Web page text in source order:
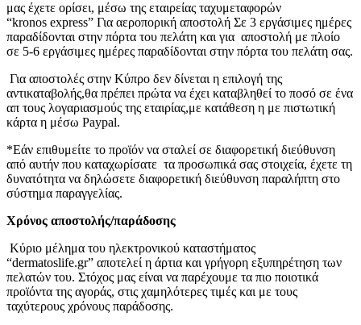
μας έχετε ορίσει, μέσω της εταιρείας ταχυμεταφορών
“kronos express” Για αεροπορική αποστολή Σε 3 εργάσιμες ημέρες
παραδίδονται στην πόρτα του πελάτη και για αποστολή με πλοίο
σε 5-6 εργάσιμες ημέρες παραδίδονται στην πόρτα του πελάτη σας.
Για αποστολές στην Κύπρο δεν δίνεται η επιλογή της
αντικαταβολής,θα πρέπει πρώτα να έχει καταβληθεί το ποσό σε ένα
απ τους λογαριασμούς της εταιρίας,με κατάθεση η με πιστωτική
κάρτα η μέσω Paypal.
*Εάν επιθυμείτε το προϊόν να σταλεί σε διαφορετική διεύθυνση
από αυτήν που καταχωρίσατε τα προσωπικά σας στοιχεία, έχετε τη
δυνατότητα να δηλώσετε διαφορετική διεύθυνση παραλήπτη στο
σύστημα παραγγελίας.
Χρόνος αποστολής/παράδοσης
Κύριο μέλημα του ηλεκτρονικού καταστήματος
“dermatoslife.gr” αποτελεί η άρτια και γρήγορη εξυπηρέτηση των
πελατών του. Στόχος μας είναι να παρέχουμε τα πιο ποιοτικά
προϊόντα της αγοράς, στις χαμηλότερες τιμές και με τους
ταχύτερους χρόνους παράδοσης.